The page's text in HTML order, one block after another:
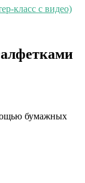
класс с видео)
бумажных